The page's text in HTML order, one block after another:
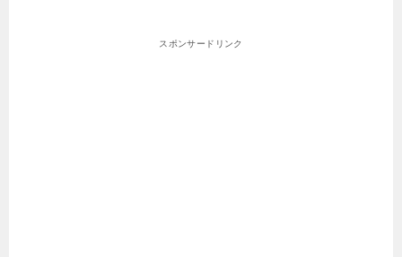
スポンサードリンク